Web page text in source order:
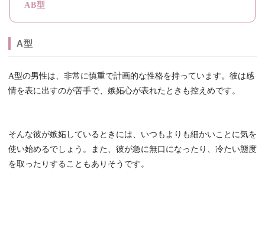
AB型
A型
A型の男性は、非常に慎重で計画的な性格を持っています。彼は感
情を表に出すのが苦手で、嫉妬心が表れたときも控えめです。
そんな彼が嫉妬しているときには、いつもよりも細かいことに気を
使い始めるでしょう。また、彼が急に無口になったり、冷たい態度
を取ったりすることもありそうです。